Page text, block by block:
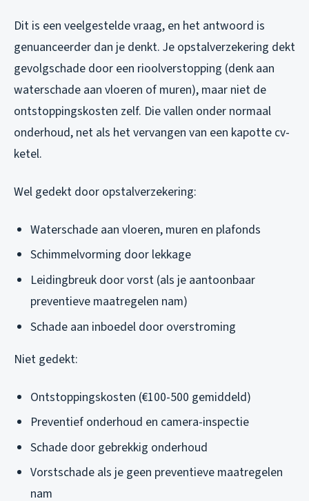
Dit is een veelgestelde vraag, en het antwoord is
genuanceerder dan je denkt. Je opstalverzekering dekt
gevolgschade door een rioolverstopping (denk aan
waterschade aan vloeren of muren), maar niet de
ontstoppingskosten zelf. Die vallen onder normaal
onderhoud, net als het vervangen van een kapotte cv-
ketel.
Wel gedekt door opstalverzekering:
Waterschade aan vloeren, muren en plafonds
Schimmelvorming door lekkage
Leidingbreuk door vorst (als je aantoonbaar
preventieve maatregelen nam)
Schade aan inboedel door overstroming
Niet gedekt:
Ontstoppingskosten (€100-500 gemiddeld)
Preventief onderhoud en camera-inspectie
Schade door gebrekkig onderhoud
Vorstschade als je geen preventieve maatregelen
nam